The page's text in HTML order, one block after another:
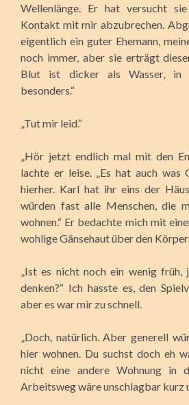
Wellenlänge. Er hat versucht
Kontakt mit mir abzubrechen.
eigentlich ein guter Ehemann,
noch immer, aber sie erträgt
Blut ist dicker als Wasser, in
besonders.“
„Tut mir leid.“
„Hör jetzt endlich mal mit den
lachte er leise. „Es hat auch was
hierher. Karl hat ihr eins der
würden fast alle Menschen, die
wohnen.“ Er bedachte mich mit
wohlige Gänsehaut über den Körper
„Ist es nicht noch ein wenig
denken?“ Ich hasste es, den
aber es war mir zu schnell.
„Doch, natürlich. Aber generell
hier wohnen. Du suchst doch eh
nicht eine andere Wohnung in
Arbeitsweg wäre unschlagbar kurz